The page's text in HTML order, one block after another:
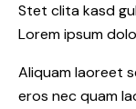
Stet clita kasd
Lorem ipsum
Aliquam laoreet
eros nec quam